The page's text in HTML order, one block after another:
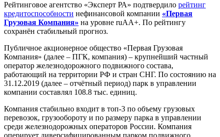
Рейтинговое агентство «Эксперт РА» подтвердило рейтинг
кредитоспособности нефинансовой компании «Первая
Грузовая Компания» на уровне ruAA+. По рейтингу
сохранён стабильный прогноз.
Публичное акционерное общество «Первая Грузовая
Компания» (далее – ПГК, компания) – крупнейший частный
оператор железнодорожного подвижного состава,
работающий на территории РФ и стран СНГ. По состоянию на
31.12.2019 (далее – отчётный период) парк в управлении
компании составлял 108.8 тыс. единиц.
Компания стабильно входит в топ-3 по объему грузовых
перевозок, грузообороту и по размеру парка в управлении
среди железнодорожных операторов России. Компания